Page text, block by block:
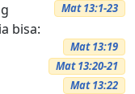
Mat 13:1-23
bisa:
Mat 13:19
Mat 13:20-21
Mat 13:22